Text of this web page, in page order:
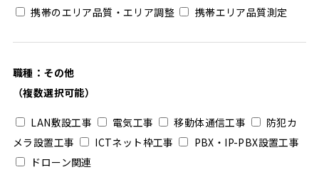
携帯のエリア品質・エリア調整
携帯エリア品質測定
職種：その他
（複数選択可能）
LAN敷設工事 電気工事 移動体通信工事
防犯カ
メラ設置工事
ICTネット枠工事
PBX・IP-PBX設置工事
ドローン関連